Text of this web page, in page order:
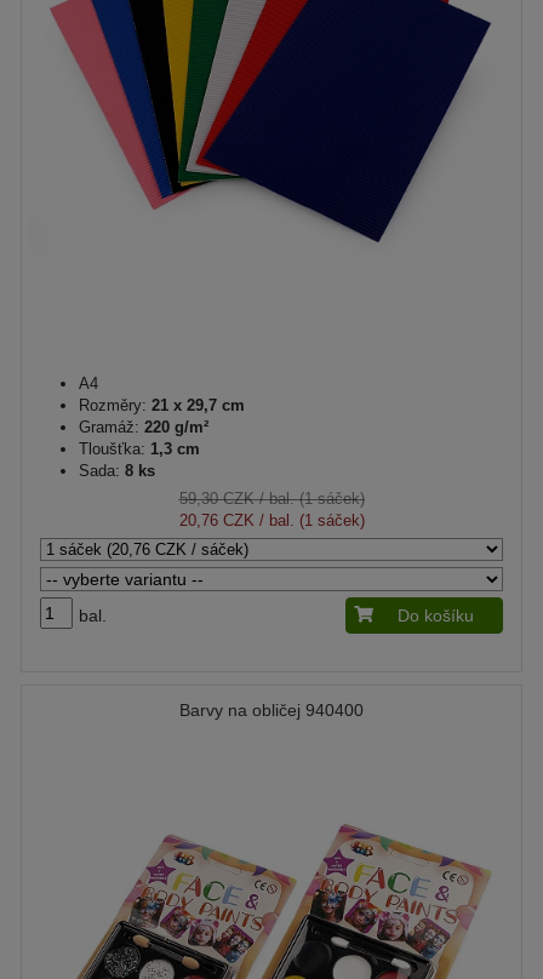
A4
Rozměry: 21 x 29,7 cm
Gramáž: 220 g/m²
Tloušťka: 1,3 cm
Sada: 8 ks
59,30 CZK/ bal. (1 sáček)
20,76 CZK / bal. (1 sáček)
bal. Do košíku
Barvy na obličej 940400